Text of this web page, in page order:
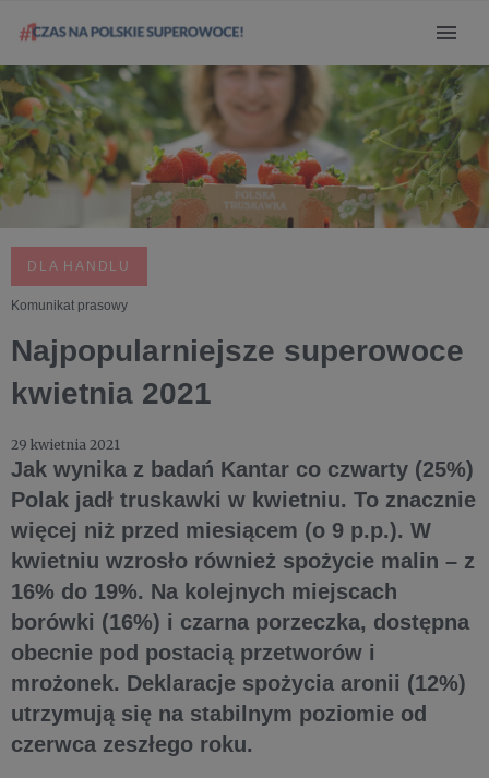
DLA HANDLU
Komunikat prasowy
Najpopularniejsze superowoce
kwietnia 2021
29 kwietnia 2021
Jak wynika z badań Kantar co czwarty (25%)
Polak jadł truskawki w kwietniu. To znacznie
więcej niż przed miesiącem (o 9 p.p.). W
kwietniu wzrosło również spożycie malin – z
16% do 19%. Na kolejnych miejscach
borówki (16%) i czarna porzeczka, dostępna
obecnie pod postacią przetworów i
mrożonek. Deklaracje spożycia aronii (12%)
utrzymują się na stabilnym poziomie od
czerwca zeszłego roku.